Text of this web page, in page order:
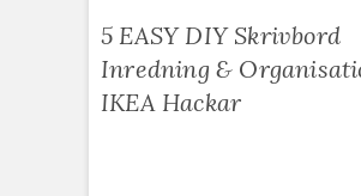
5 EASY DIY Skrivbord
Inredning &
IKEA Hackar